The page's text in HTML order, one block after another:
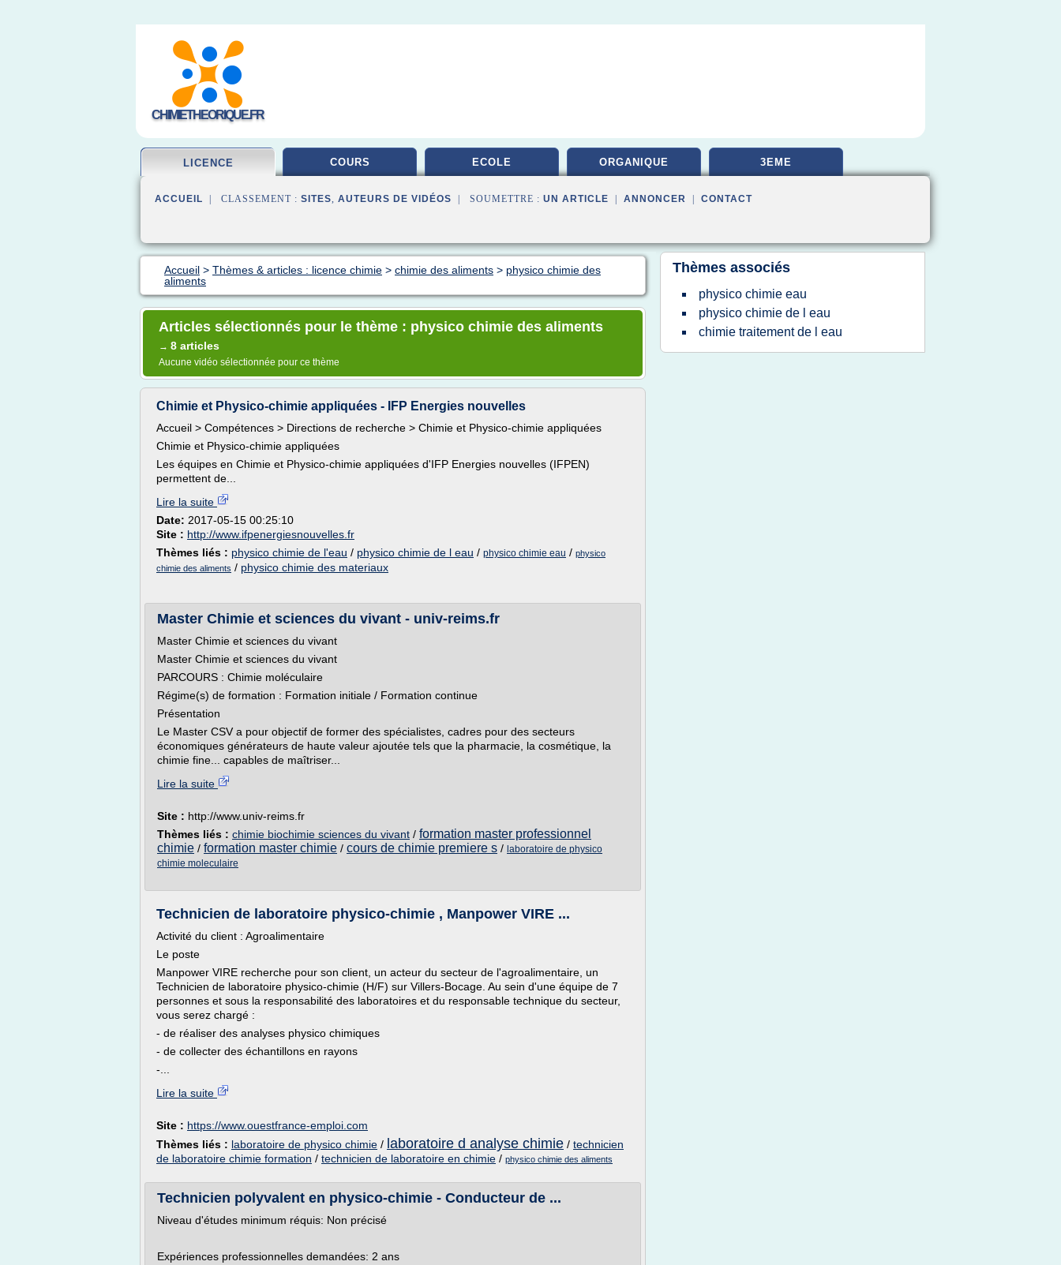
CHIMIETHEORIQUE.FR
LICENCE COURS ECOLE ORGANIQUE 3EME
ACCUEIL | CLASSEMENT : SITES, AUTEURS DE VIDÉOS | SOUMETTRE : UN ARTICLE ANNONCER CONTACT
Accueil > Thèmes & articles : licence chimie > chimie des aliments > physico chimie des
aliments
Articles sélectionnés pour le thème : physico chimie des aliments
→ 8 articles
Aucune vidéo sélectionnée pour ce thème
Chimie et Physico-chimie appliquées - IFP Energies nouvelles
Accueil > Compétences > Directions de recherche > Chimie et Physico-chimie appliquées
Chimie et Physico-chimie appliquées
Les équipes en Chimie et Physico-chimie appliquées d'IFP Energies nouvelles (IFPEN)
permettent de...
Lire la suite
Date: 2017-05-15 00:25:10
Site : http://www.ifpenergiesnouvelles.fr
Thèmes liés : physico chimie de l'eau / physico chimie de l eau / physico chimie eau / physico
chimie des aliments / physico chimie des materiaux
Master Chimie et sciences du vivant - univ-reims.fr
Master Chimie et sciences du vivant
Master Chimie et sciences du vivant
PARCOURS : Chimie moléculaire
Régime(s) de formation : Formation initiale / Formation continue
Présentation
Le Master CSV a pour objectif de former des spécialistes, cadres pour des secteurs
économiques générateurs de haute valeur ajoutée tels que la pharmacie, la cosmétique, la
chimie fine... capables de maîtriser...
Lire la suite
Site : http://www.univ-reims.fr
Thèmes liés : chimie biochimie sciences du vivant / formation master professionnel
chimie / formation master chimie / cours de chimie premiere s / laboratoire de physico
chimie moleculaire
Technicien de laboratoire physico-chimie , Manpower VIRE ...
Activité du client : Agroalimentaire
Le poste
Manpower VIRE recherche pour son client, un acteur du secteur de l'agroalimentaire, un
Technicien de laboratoire physico-chimie (H/F) sur Villers-Bocage. Au sein d'une équipe de 7
personnes et sous la responsabilité des laboratoires et du responsable technique du secteur,
vous serez chargé :
- de réaliser des analyses physico chimiques
- de collecter des échantillons en rayons
-...
Lire la suite
Site : https://www.ouestfrance-emploi.com
Thèmes liés : laboratoire de physico chimie / laboratoire d analyse chimie / technicien
de laboratoire chimie formation / technicien de laboratoire en chimie / physico chimie des aliments
Technicien polyvalent en physico-chimie - Conducteur de ...
Niveau d'études minimum réquis: Non précisé
Expériences professionnelles demandées: 2 ans
Thèmes associés
physico chimie eau
physico chimie de l eau
chimie traitement de l eau